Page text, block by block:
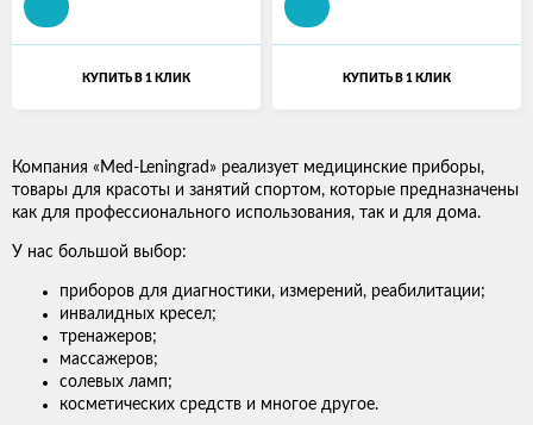
КУПИТЬ В 1 КЛИК КУПИТЬ В 1 КЛИК
Компания «Med-Leningrad» реализует медицинские приборы,
товары для красоты и занятий спортом, которые предназначены
как для профессионального использования, так и для дома.
У нас большой выбор:
приборов для диагностики, измерений, реабилитации;
инвалидных кресел;
тренажеров;
массажеров;
солевых ламп;
косметических средств и многое другое.